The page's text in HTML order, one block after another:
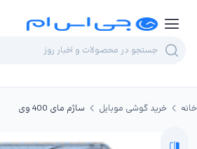
خانه خرید گوشی موبایل ساژم مای 400 وی